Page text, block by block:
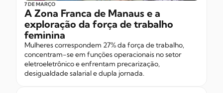
7 DE MARÇO
A Zona Franca de Manaus e a
exploração da força de trabalho
feminina
Mulheres correspondem 27% da força de trabalho,
concentram-se em funções operacionais no setor
eletroeletrônico e enfrentam precarização,
desigualdade salarial e dupla jornada.